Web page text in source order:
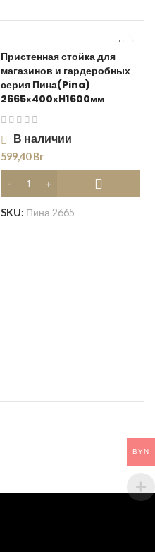
Пристенная стойка для
магазинов и гардеробных
серия Пина(Pina)
2665х400хН1600мм
В наличии
599,40Br
SKU: Пина 2665
BYN